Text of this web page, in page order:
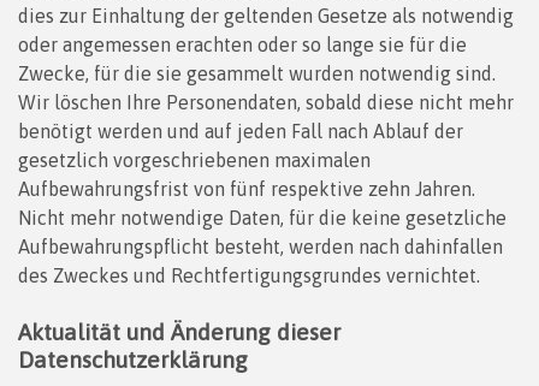
dies zur Einhaltung der geltenden Gesetze als notwendig
oder angemessen erachten oder so lange sie für die
Zwecke, für die sie gesammelt wurden notwendig sind.
Wir löschen Ihre Personendaten, sobald diese nicht mehr
benötigt werden und auf jeden Fall nach Ablauf der
gesetzlich vorgeschriebenen maximalen
Aufbewahrungsfrist von fünf respektive zehn Jahren.
Nicht mehr notwendige Daten, für die keine gesetzliche
Aufbewahrungspflicht besteht, werden nach dahinfallen
des Zweckes und Rechtfertigungsgrundes vernichtet.
Aktualität und Änderung dieser
Datenschutzerklärung